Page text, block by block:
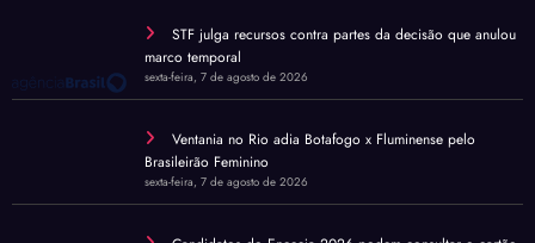
STF julga recursos contra partes da decisão que anulou
marco temporal
sexta-feira, 7 de agosto de 2026
Ventania no Rio adia Botafogo x Fluminense pelo
Brasileirão Feminino
sexta-feira, 7 de agosto de 2026